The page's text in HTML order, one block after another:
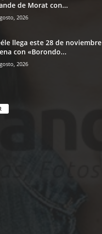
de Morat con...
2026
llega este 28 de
con «Borondo...
2026